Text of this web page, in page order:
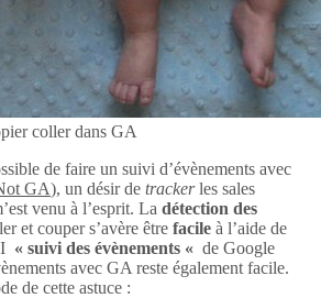
coller dans GA
de faire un suivi d’évènements avec
GA), un désir de trackerles sales
venu à l’esprit. La détection des
et couper s’avère être facile à l’aide de
« suivi des évènements « de Google
avec GA reste également facile.
de cette astuce :